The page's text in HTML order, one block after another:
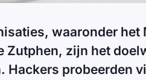
waaronder
Zutphen, zijn het
Hackers probeerden